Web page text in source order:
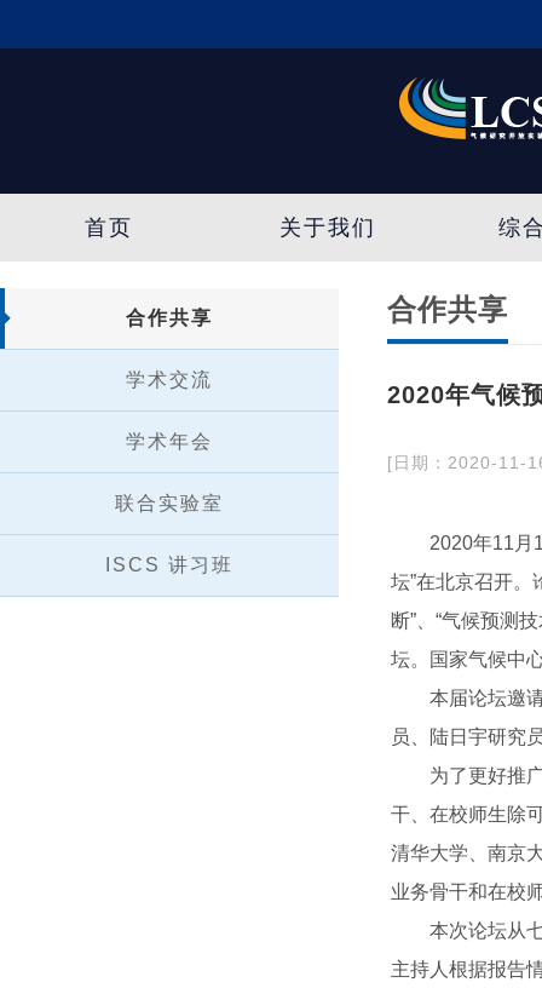
首页 关于我们 综
合作共享
学术交流
学术年会
联合实验室
ISCS 讲习班
合作共享
2020年气候
[日期：2020-11-
2020年11月11-
坛”在北京召开
断”、“气候预测
坛。国家气候中
本届论坛邀请
员、陆日宇研究
为了更好推广
干、在校师生除
清华大学、南京
业务骨干和在校
本次论坛从七
主持人根据报告